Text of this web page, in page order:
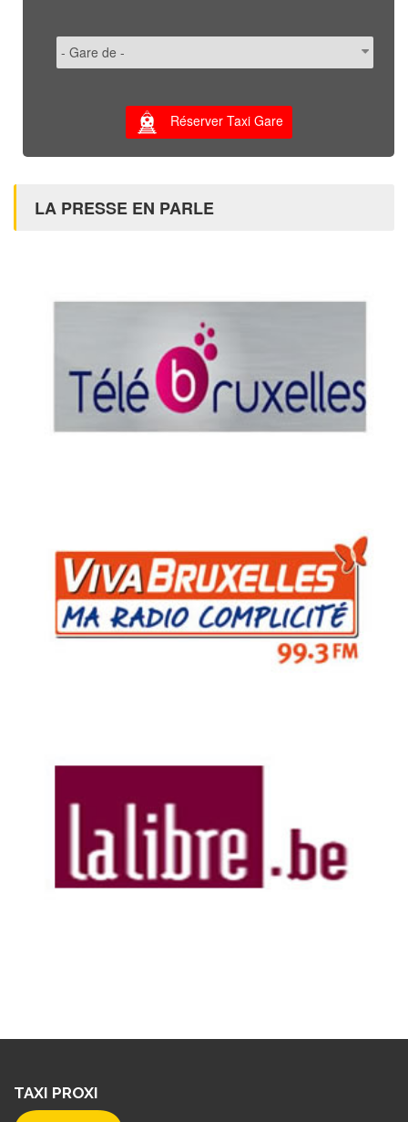
Réserver Taxi Gare
LA PRESSE EN PARLE
TAXI PROXI